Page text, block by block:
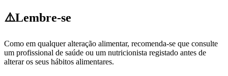
⚠️Lembre-se
Como em qualquer alteração alimentar, recomenda-se que consulte
um profissional de saúde ou um nutricionista registado antes de
alterar os seus hábitos alimentares.